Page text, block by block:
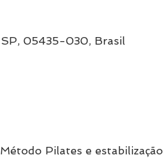
05435-030, Brasil
Pilates e estabilização